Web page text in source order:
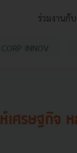
ร่วมงานกับ
CORP INNOV
เศรษฐกิจ